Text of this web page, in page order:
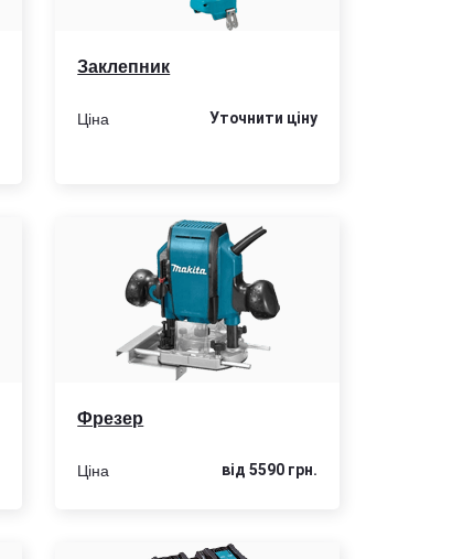
Заклепник
Ціна Уточнити цiну
Фрезер
Ціна від 5590 грн.